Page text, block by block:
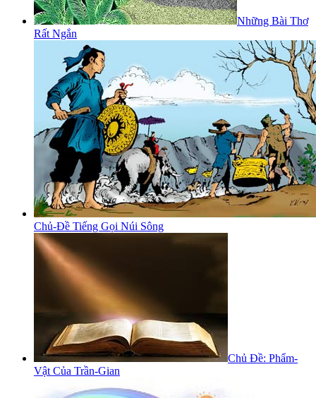
Những Bài Thơ
Rất Ngắn
Chủ-Đề Tiếng Gọi Núi Sông
Chủ Đề: Phẩm-
Vật Của Trần-Gian